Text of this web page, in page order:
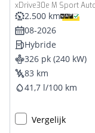
2.500 km
08-2026
Hybride
326 pk (240 kW)
83 km
41,7 l/100 km
Vergelijk